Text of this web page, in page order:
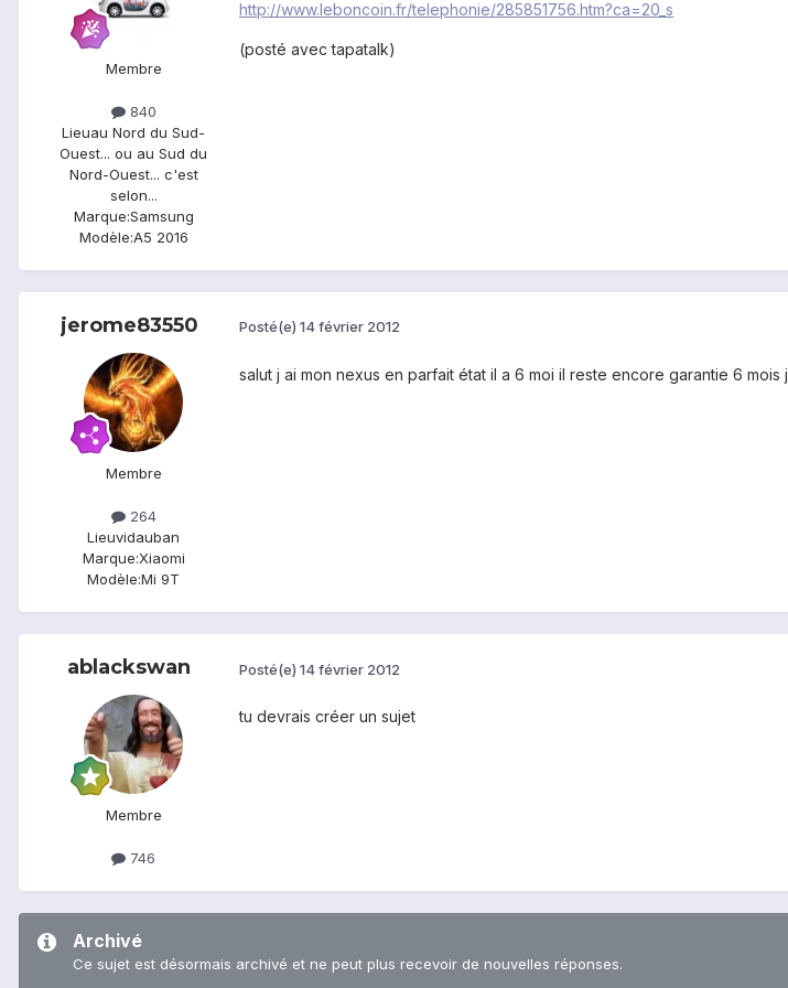
Membre
840
Lieuau Nord du Sud-
Ouest... ou au Sud du
Nord-Ouest... c'est
selon...
Marque:Samsung
Modèle:A5 2016
http://www.leboncoin.fr/telephonie/285851756.htm?ca=20_s
(posté avec tapatalk)
jerome83550
Membre
264
Lieuvidauban
Marque:Xiaomi
Modèle:Mi 9T
Posté(e) 14 février 2012
salut j ai mon nexus en parfait état il a 6 moi il reste encore garantie 6
ablackswan
Membre
746
Posté(e) 14 février 2012
tu devrais créer un sujet
Archivé
Ce sujet est désormais archivé et ne peut plus recevoir de nouvelles réponses.